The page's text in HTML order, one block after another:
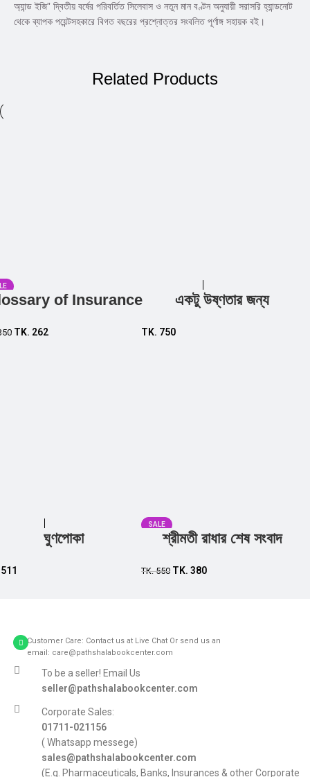
অ্যান্ড ইজি” দ্বিতীয় বর্ষের পরিবর্তিত সিলেবাস ও নতুন মান বণ্টন অনুযায়ী সরাসরি হ্যান্ডনোট
থেকে ব্যাপক পয়েন্টসহকারে বিগত বছরের প্রশ্নোত্তর সংবলিত পূর্ণাঙ্গ সহায়ক বই।
Related Products
of Insurance
TK. 262
Add to cart
একটু উষ্ণতার জন্য
TK. 750
Add to cart
ঘুণপোকা
511
SALE
শ্রীমতী রাধার শেষ সংবাদ
TK.550 TK. 380
Customer Care: Contact us at Live Chat Or send us an
email: care@pathshalabookcenter.com
To be a seller! Email Us
seller@pathshalabookcenter.com
Corporate Sales:
01711-021156
( Whatsapp messege)
sales@pathshalabookcenter.com
(E.g. Pharmaceuticals, Banks, Insurances & other Corporate